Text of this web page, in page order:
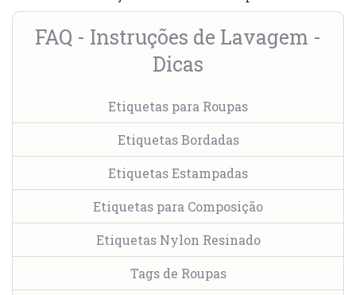
FAQ - Instruções de Lavagem -
Dicas
Etiquetas para Roupas
Etiquetas Bordadas
Etiquetas Estampadas
Etiquetas para Composição
Etiquetas Nylon Resinado
Tags de Roupas